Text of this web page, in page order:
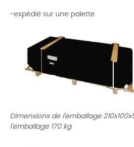
-expédié sur une palette
Dimensions de l'emballage
l'emballage 170 kg